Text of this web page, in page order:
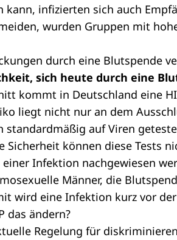
kann, infizierten sich auch
wurden Gruppen mit
durch eine Blutspende
sich heute durch eine
kommt in Deutschland eine
liegt nicht nur an dem
standardmäßig auf Viren
Sicherheit können diese Tests
einer Infektion nachgewiesen
Männer, die
wird eine Infektion kurz vor
das ändern?
Regelung für